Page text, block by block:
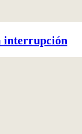
interrupción